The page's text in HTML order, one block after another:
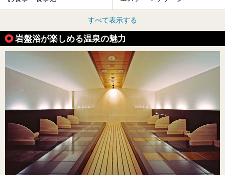
すべて表示する
岩盤浴が楽しめる温泉の魅力